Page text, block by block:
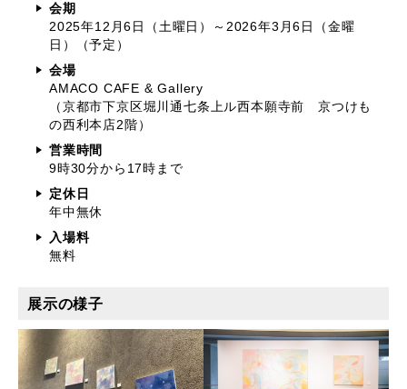
会期
2025年12月6日（土曜日）～2026年3月6日（金曜
日）（予定）
会場
AMACO CAFE & Gallery
（京都市下京区堀川通七条上ル西本願寺前 京つけも
の西利本店2階）
営業時間
9時30分から17時まで
定休日
年中無休
入場料
無料
展示の様子